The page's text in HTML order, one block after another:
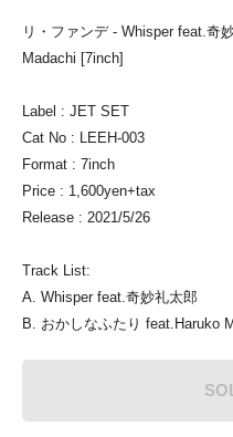
リ・ファンデ - Whisper feat.奇
Madachi [7inch]
Label : JET SET
Cat No : LEEH-003
Format : 7inch
Price : 1,600yen+tax
Release : 2021/5/26
Track List:
A. Whisper feat.奇妙礼太郎
B. おかしなふたり feat.Haruko